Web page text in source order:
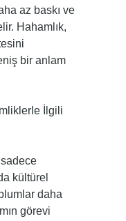
az baskı ve
Hahamlık,
bir anlam
İlgili
kültürel
daha
görevi